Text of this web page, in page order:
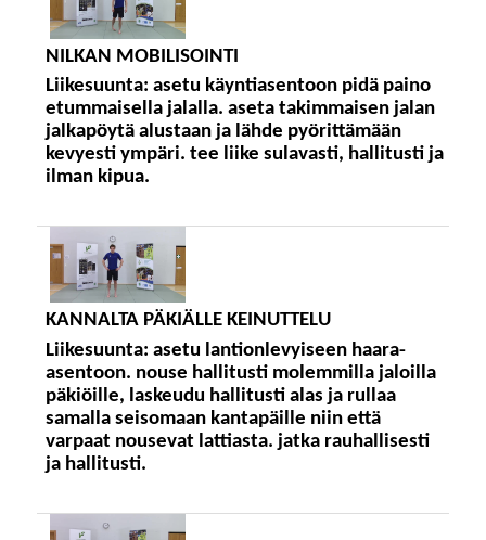
NILKAN MOBILISOINTI
Liikesuunta:asetu käyntiasentoon pidä paino
etummaisella jalalla. aseta takimmaisen jalan
jalkapöytä alustaan ja lähde pyörittämään
kevyesti ympäri. tee liike sulavasti, hallitusti ja
ilman kipua.
KANNALTA PÄKIÄLLE KEINUTTELU
Liikesuunta:asetu lantionlevyiseen haara-
asentoon. nouse hallitusti molemmilla jaloilla
päkiöille, laskeudu hallitusti alas ja rullaa
samalla seisomaan kantapäille niin että
varpaat nousevat lattiasta. jatka rauhallisesti
ja hallitusti.